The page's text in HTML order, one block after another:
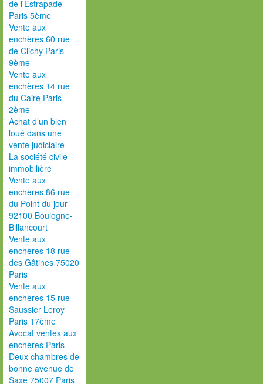
de l'Estrapade
Paris 5ème
Vente aux
enchères 60 rue
de Clichy Paris
9ème
Vente aux
enchères 14 rue
du Caire Paris
2ème
Achat d’un bien
loué dans une
vente judiciaire
La société civile
immobilière
Vente aux
enchères 86 rue
du Point du jour
92100 Boulogne-
Billancourt
Vente aux
enchères 18 rue
des Gâtines 75020
Paris
Vente aux
enchères 15 rue
Saussier Leroy
Paris 17ème
Avocat ventes aux
enchères Paris
Deux chambres de
bonne avenue de
Saxe 75007 Paris